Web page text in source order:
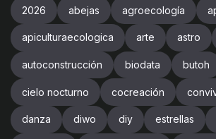
2026 abejas agroecología
apiculturaecologica arte astro
autoconstrucción biodata butoh
cielo nocturno cocreación
danza diwo diy estrellas